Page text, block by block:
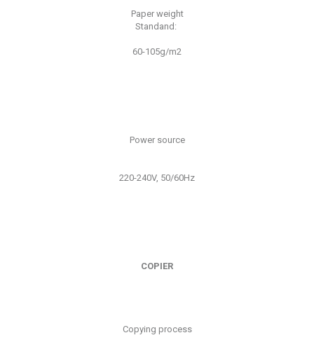
Paper weight
Standand:
60-105g/m2
Power source
220-240V, 50/60Hz
COPIER
Copying process